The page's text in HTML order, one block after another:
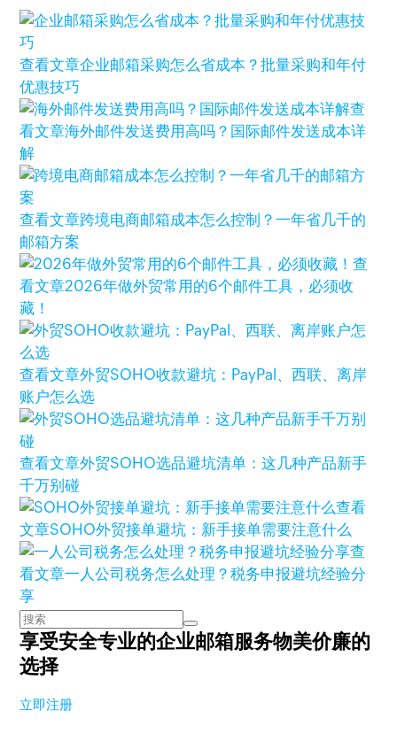
查看文章企业邮箱采购怎么省成本？批量采购和年付
优惠技巧
查
看文章海外邮件发送费用高吗？国际邮件发送成本详
解
查看文章跨境电商邮箱成本怎么控制？一年省几千的
邮箱方案
查
看文章2026年做外贸常用的6个邮件工具，必须收
藏！
查看文章外贸SOHO收款避坑：PayPal、西联、离岸
账户怎么选
查看文章外贸SOHO选品避坑清单：这几种产品新手
千万别碰
查看
文章SOHO外贸接单避坑：新手接单需要注意什么
查
看文章一人公司税务怎么处理？税务申报避坑经验分
享
享受安全专业的企业邮箱服务物美价廉的
选择
立即注册